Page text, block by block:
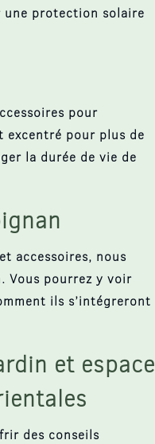
une protection solaire
pour
excentré pour plus de
la durée de vie de
accessoires, nous
Vous pourrez y voir
ils s’intégreront
et espace
des conseils